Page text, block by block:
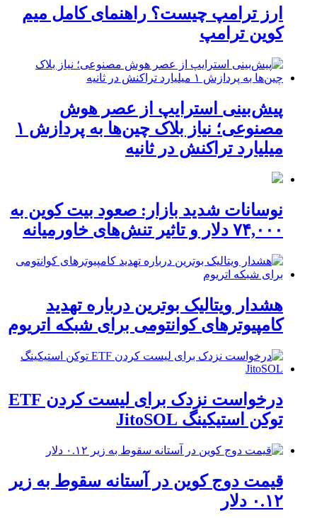
ارز ترامپ چیست؟ راهنمای کامل میم
کوین ترامپ
پیش‌بینی استرایپ از عصر هوش
مصنوعی؛ نیاز بلاک چین‌ها به پردازش ۱
میلیارد تراکنش در ثانیه
نوسانات شدید بازار: صعود بیت کوین به
۷۴,۰۰۰ دلار و تاثیر تنش‌های خاورمیانه
هشدار ویتالیک بوترین درباره تهدید
کامپیوترهای کوانتومی برای شبکه اتریوم
درخواست نزدک برای لیست کردن ETF
توکن استیکینگ JitoSOL
قیمت دوج کوین در آستانه سقوط به زیر
۰.۱۲ دلار